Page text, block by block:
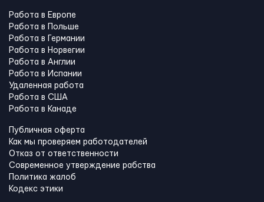
Работа в Европе
Работа в Польше
Работа в Германии
Работа в Норвегии
Работа в Англии
Работа в Испании
Удаленная работа
Работа в США
Работа в Канадe
Публичная оферта
Как мы проверяем работодателей
Отказ от ответственности
Современное утверждение рабства
Политика жалоб
Кодекс этики